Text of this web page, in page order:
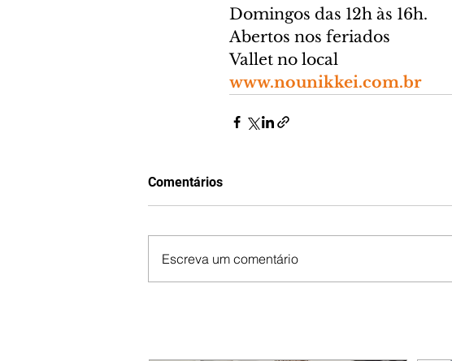
Domingos das 12h às 16h.
Abertos nos feriados
Vallet no local
www.nounikkei.com.br
Comentários
Escreva um comentário